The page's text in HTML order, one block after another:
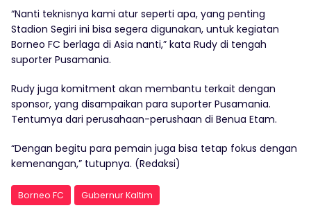
“Nanti teknisnya kami atur seperti apa, yang penting
Stadion Segiri ini bisa segera digunakan, untuk kegiatan
Borneo FC berlaga di Asia nanti,” kata Rudy di tengah
suporter Pusamania.
Rudy juga komitment akan membantu terkait dengan
sponsor, yang disampaikan para suporter Pusamania.
Tentumya dari perusahaan-perushaan di Benua Etam.
“Dengan begitu para pemain juga bisa tetap fokus dengan
kemenangan,” tutupnya. (Redaksi)
Borneo FC Gubernur Kaltim